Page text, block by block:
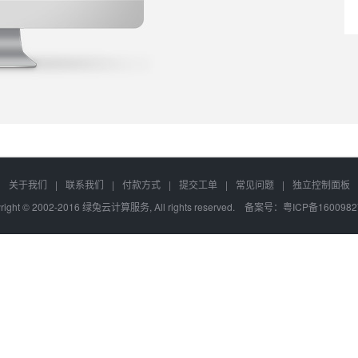
关于我们 | 联系我们 | 付款方式 | 提交工单 | 常见问题 |
独立控制面板
© 2002-2016 绿兔云计算服务, All rights reserved. 备案号： 粤ICP备